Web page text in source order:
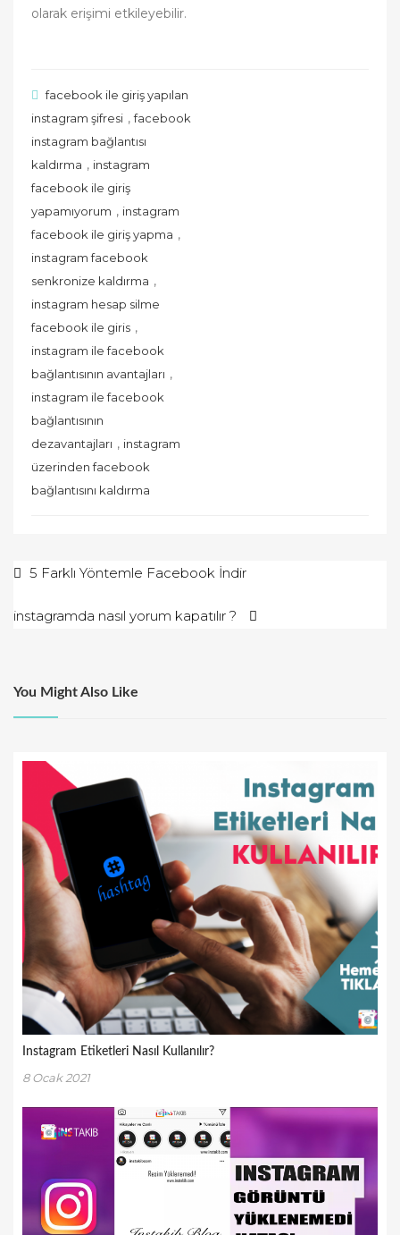
olarak erişimi etkileyebilir.
facebook ile giriş yapılan
instagram şifresi ,facebook
instagram bağlantısı
kaldırma , instagram
facebook ile giriş
yapamıyorum , instagram
facebook ile giriş yapma ,
instagram facebook
senkronize kaldırma ,
instagram hesap silme
facebook ile giris ,
instagram ile facebook
bağlantısının avantajları ,
instagram ile facebook
bağlantısının
dezavantajları , instagram
üzerinden facebook
bağlantısını kaldırma
Yazı5 Farklı Yöntemle Facebook İndir
instagramda nasıl yorum kapatılır ?
You Might Also Like
Instagram Etiketleri Nasıl Kullanılır?
8 Ocak 2021